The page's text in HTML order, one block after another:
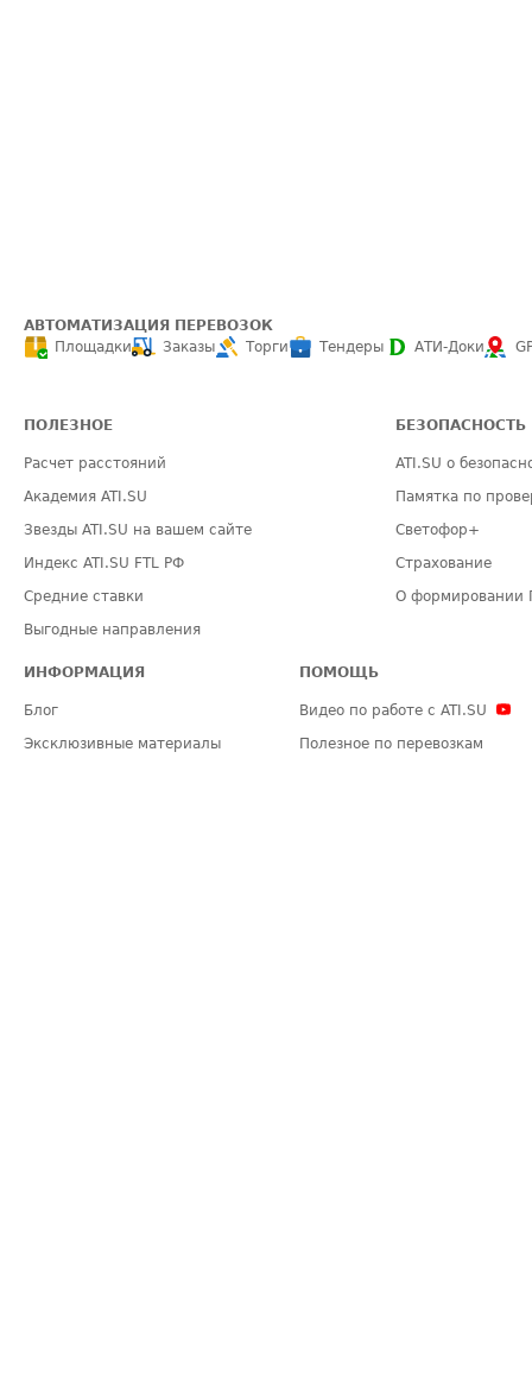
АВТОМАТИЗАЦИЯ ПЕРЕВОЗОК
Площадки
Заказы Торги Тендеры АТИ-Доки
ПОЛЕЗНОЕ
Расчет расстояний
Академия ATI.SU
Звезды ATI.SU на вашем сайте
Индекс ATI.SU FTL РФ
Средние ставки
Выгодные направления
БЕЗОПАСНОСТЬ
ATI.SU о
Памятка по
Светофор+
Страхование
О формировании
ИНФОРМАЦИЯ
Блог
Эксклюзивные материалы
ПОМОЩЬ
Видео по работе с ATI.SU
Полезное по перевозкам